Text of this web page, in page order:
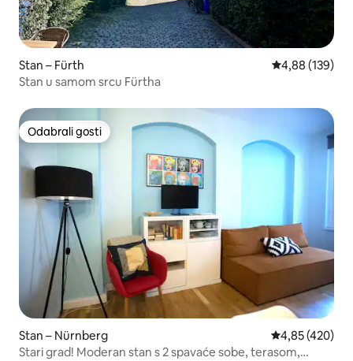
Stan – Fürth Prosječna
4,88 (139)
Stan u samom srcu Fürtha
Odabrali gosti
Odabrali gosti
Stan – Nürnberg Prosječna
4,85 (420)
Stari grad! Moderan stan s 2 spavaće sobe, terasom,